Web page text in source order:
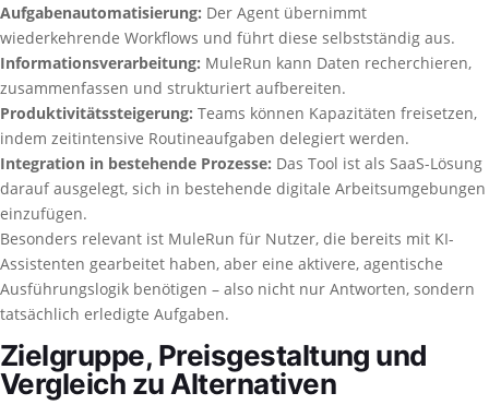
Aufgabenautomatisierung: Der Agent übernimmt
wiederkehrende Workflows und führt diese selbstständig aus.
Informationsverarbeitung: MuleRun kann Daten recherchieren,
zusammenfassen und strukturiert aufbereiten.
Produktivitätssteigerung: Teams können Kapazitäten freisetzen,
indem zeitintensive Routineaufgaben delegiert werden.
Integration in bestehende Prozesse: Das Tool ist als SaaS-Lösung
darauf ausgelegt, sich in bestehende digitale Arbeitsumgebungen
einzufügen.
Besonders relevant ist MuleRun für Nutzer, die bereits mit KI-
Assistenten gearbeitet haben, aber eine aktivere, agentische
Ausführungslogik benötigen – also nicht nur Antworten, sondern
tatsächlich erledigte Aufgaben.
Zielgruppe, Preisgestaltung und
Vergleich zu Alternativen